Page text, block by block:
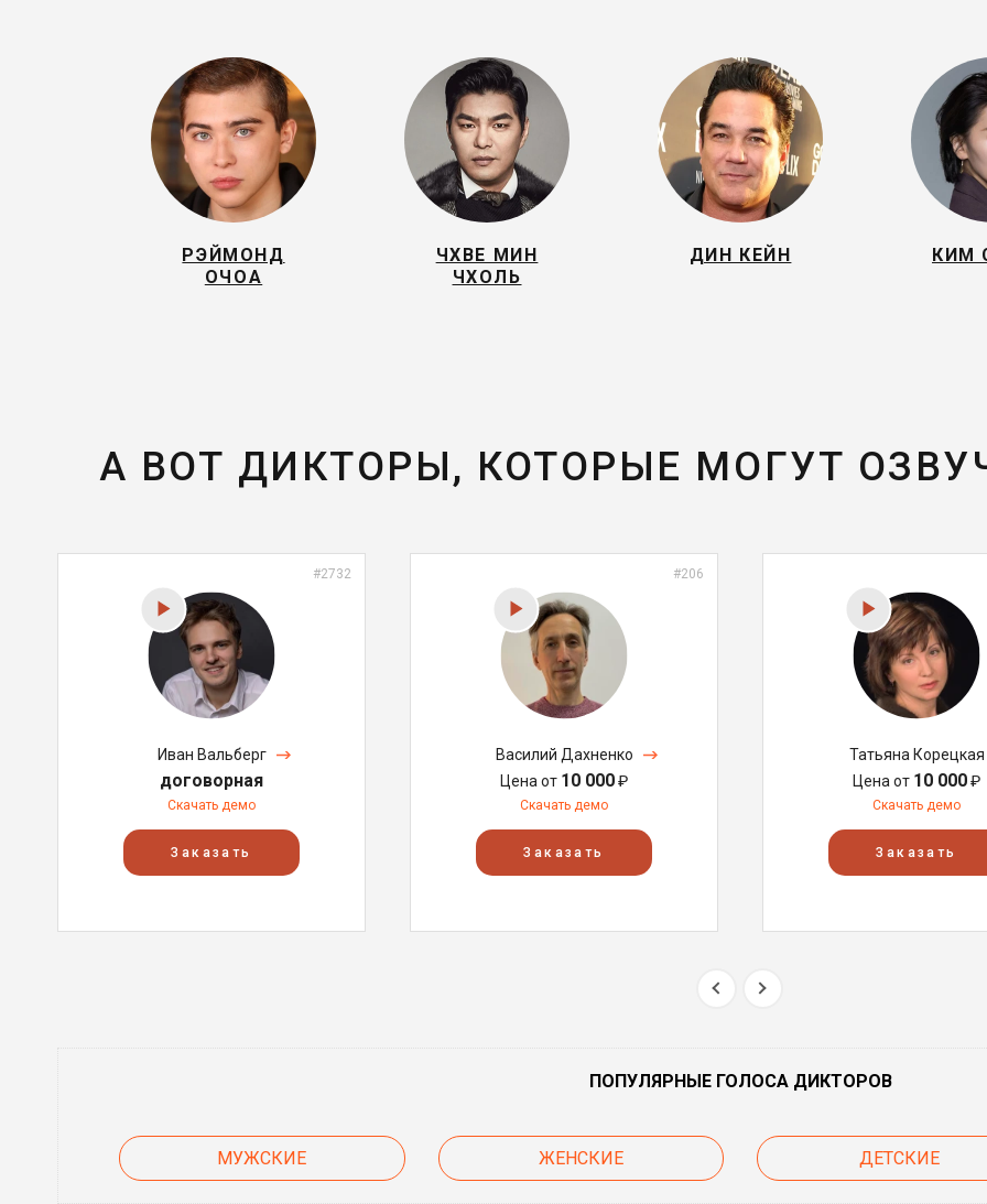
РЭЙМОНД
ОЧОА
ЧХВЕ МИН
ЧХОЛЬ
ДИН КЕЙН КИМ
А ВОТ ДИКТОРЫ, КОТОРЫЕ МОГУТ
#2732
Иван Вальберг
договорная
Скачать демо
Заказать
#206
Василий Дахненко
Цена от 10 000₽
Скачать демо
Заказать
Татьяна Корецкая
Цена от 10 000₽
Скачать демо
Заказать
ПОПУЛЯРНЫЕ ГОЛОСА ДИКТОРОВ
МУЖСКИЕ ЖЕНСКИЕ ДЕТСКИЕ